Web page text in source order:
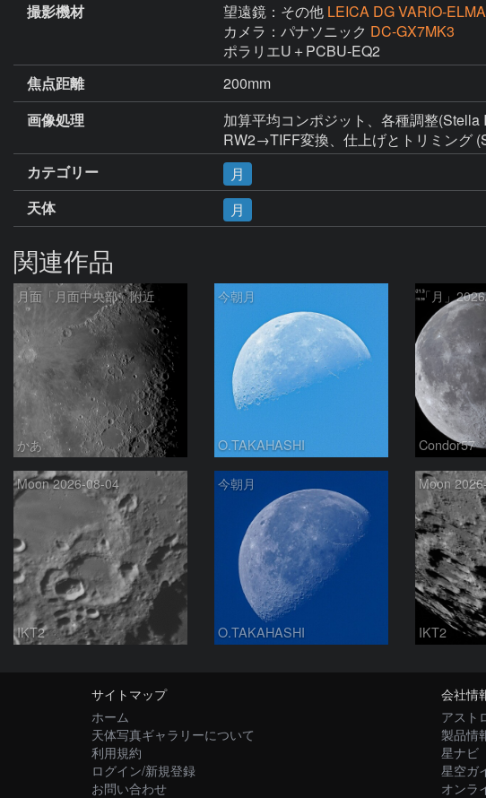
撮影機材
望遠鏡：その他 LEICA DG VARIO-
カメラ：パナソニック DC-GX7MK3
ポラリエU＋PCBU-EQ2
焦点距離
200mm
画像処理
加算平均コンポジット、各種調整(Stella
RW2→TIFF変換、仕上げとトリミング
カテゴリー
月
天体
月
関連作品
月面「月面中央部」附近
かあ
今朝月
O.TAKAHASHI
「月」
Condor57
Moon 2026-08-04
IKT2
今朝月
O.TAKAHASHI
Moon
IKT2
サイトマップ
ホーム
天体写真ギャラリーについて
利用規約
ログイン/新規登録
お問い合わせ
会社情
アスト
製品情
星ナビ
星空ガ
オンラ